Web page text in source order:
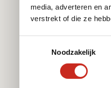
media, adverteren en
verstrekt of die ze
Noodzakelijk